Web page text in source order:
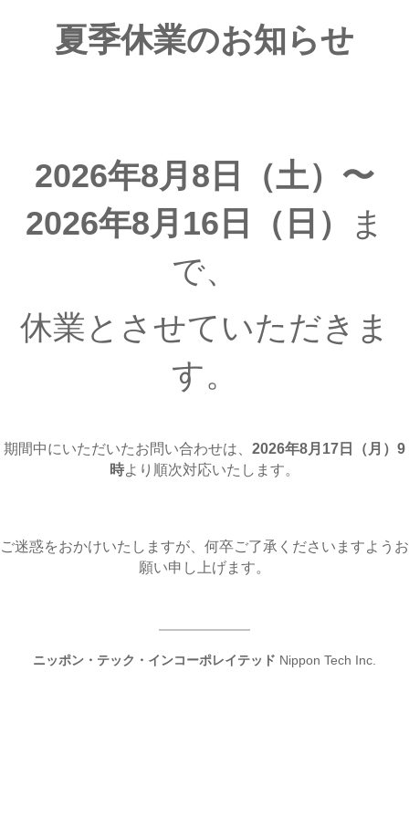
夏季休業のお知らせ
2026年8月8日（土）〜
2026年8月16日（日）
ま
で、
休業とさせていただきま
す。
期間中にいただいたお問い合わせは、 2026年8月17日（月 ）9
時より順次対応いたします。
ご迷惑をおかけいたしますが、何卒ご了承くださいますようお
願い申し上げます。
ニッポン・テック・インコーポレイテッド Nippon Tech Inc.